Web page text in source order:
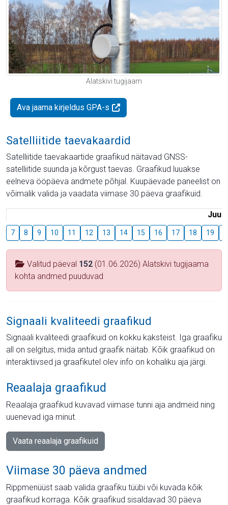
Alatskivi tugijaam
Ava jaama kirjeldus GPA-s
Satelliitide taevakaardid
Satelliitide taevakaartide graafikud näitavad GNSS-
satelliitide suunda ja kõrgust taevas. Graafikud luuakse
eelneva ööpäeva andmete põhjal. Kuupäevade paneelist on
võimalik valida ja vaadata viimase 30 päeva graafikuid.
Juuli
7 8 9 10 11 12 13 14 15 16 17 18 19
Valitud päeval 152 (01.06.2026) Alatskivi tugijaama
kohta andmed puuduvad
Signaali kvaliteedi graafikud
Signaali kvaliteedi graafikuid on kokku kaksteist. Iga graafiku
all on selgitus, mida antud graafik näitab. Kõik graafikud on
interaktiivsed ja graafikutel olev info on kohaliku aja järgi.
Reaalaja graafikud
Reaalaja graafikud kuvavad viimase tunni aja andmeid ning
uuenevad iga minut.
Vaata reaalaja graafikuid
Viimase 30 päeva andmed
Rippmenüüst saab valida graafiku tüübi või kuvada kõik
graafikud korraga. Kõik graafikud sisaldavad 30 päeva